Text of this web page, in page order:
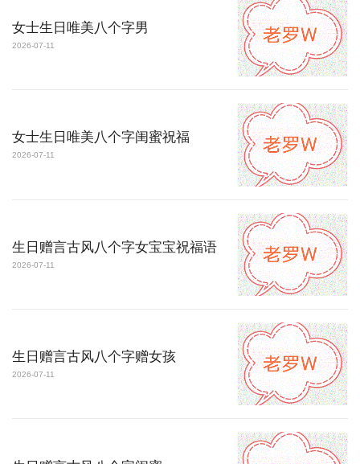
女士生日唯美八个字男
2026-07-11
女士生日唯美八个字闺蜜祝福
2026-07-11
生日赠言古风八个字女宝宝祝福语
2026-07-11
生日赠言古风八个字赠女孩
2026-07-11